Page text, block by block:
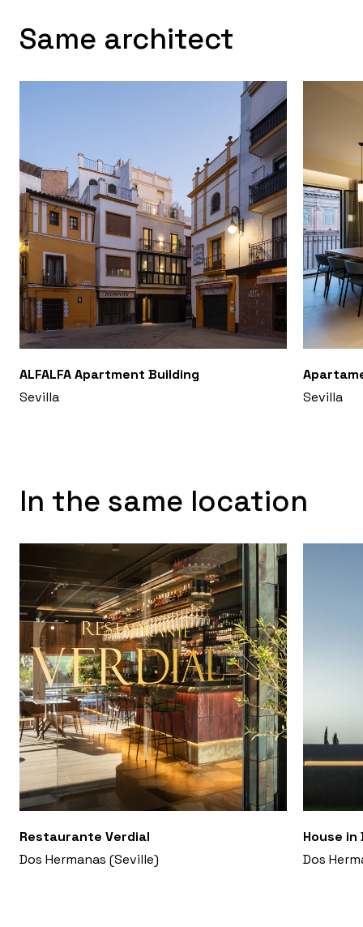
Same architect
ALFALFA Apartment Building
Sevilla
Sevilla
In the same location
Restaurante Verdial
Dos Hermanas (Seville)
House in
Dos